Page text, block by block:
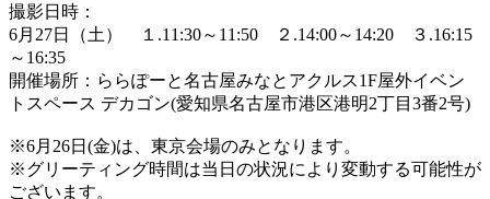
撮影日時：
6月27日（土） １.11:30～11:50 ２.14:00～14:20 ３.16:15
～16:35
開催場所：ららぽーと名古屋みなとアクルス1F屋外イベン
トスペース デカゴン(愛知県名古屋市港区港明2丁目3番2号)
※6月26日(金)は、東京会場のみとなります。
※グリーティング時間は当日の状況により変動する可能性が
ございます。